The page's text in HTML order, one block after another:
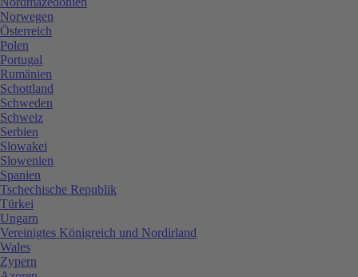
Norwegen
Österreich
Polen
Portugal
Rumänien
Schottland
Schweden
Schweiz
Serbien
Slowakei
Slowenien
Spanien
Tschechische Republik
Türkei
Ungarn
Vereinigtes Königreich und Nordirland
Wales
Zypern